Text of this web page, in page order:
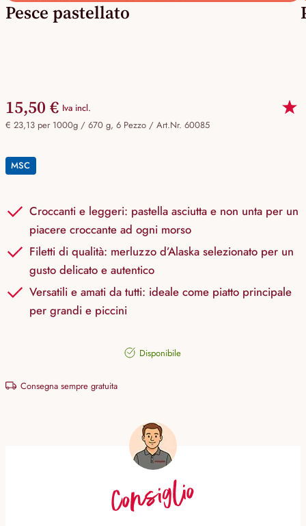
Pesce pastellato
15,50 € Iva incl.
€ 23,13 per 1000g / 670 g, 6 Pezzo / Art.Nr. 60085
MSC
Croccanti e leggeri: pastella asciutta e non unta per un
piacere croccante ad ogni morso
Filetti di qualità: merluzzo d’Alaska selezionato per un
gusto delicato e autentico
Versatili e amati da tutti: ideale come piatto principale
per grandi e piccini
Disponibile
Consegna sempre gratuita
Consiglio